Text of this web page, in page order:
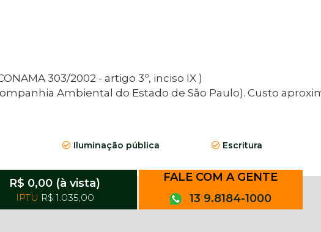
303/2002 - artigo 3º, inciso IX )
Ambiental do Estado de São Paulo). Custo
Iluminação pública Escritura
R$ 0,00 (à vista)
IPTU R$ 1.035,00
FALE COM A GENTE
13 9.8184-1000